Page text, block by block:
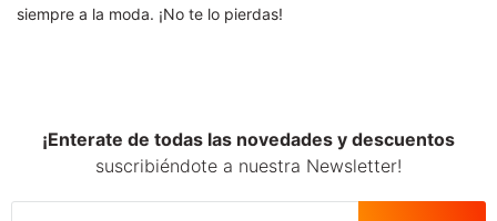
siempre a la moda. ¡No te lo pierdas!
¡Enterate de todas las novedades y descuentos
suscribiéndote a nuestra Newsletter!